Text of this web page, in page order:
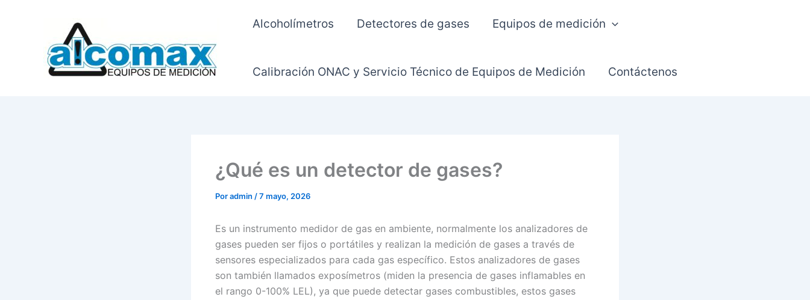
Alcoholímetros Detectores de gases Equipos de medición
Calibración ONAC y Servicio Técnico de Equipos de Medición Contáctenos
¿Qué es un detector de gases?
Poradmin /7 mayo, 2026
Es un instrumento medidor de gas en ambiente, normalmente los analizadores de
gases pueden ser fijos o portátiles y realizan la medición de gases a través de
sensores especializados para cada gas específico. Estos analizadores de gases
son también llamados exposímetros (miden la presencia de gases inflamables en
el rango 0-100% LEL), ya que puede detectar gases combustibles, estos gases